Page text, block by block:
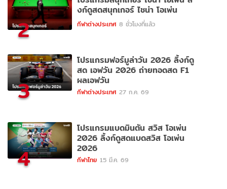
2
งก์ดูสดสนุกเกอร์ ไชน่า โอเพ่น
กีฬาต่างประเทศ 8 ชั่วโมงที่แล้ว
3
โปรแกรมฟอร์มูล่าวัน 2026 ลิ้งก์ดู
สด เอฟวัน 2026 ถ่ายทอดสด F1
ผลเอฟวัน
กีฬาต่างประเทศ 27 ก.ค. 69
4
โปรแกรมแบดมินตัน สวิส โอเพ่น
2026 ลิ้งก์ดูสดแบดสวิส โอเพ่น
2026
กีฬาไทย 15 มี.ค. 69